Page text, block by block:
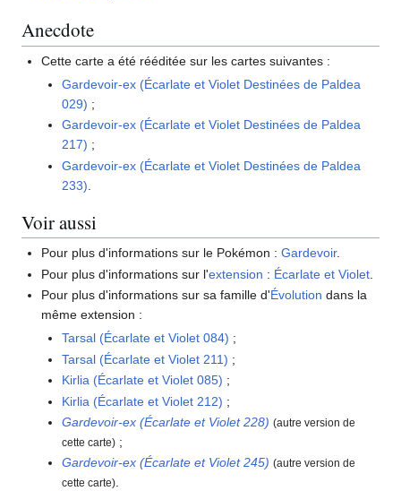
Anecdote
Cette carte a été rééditée sur les cartes suivantes :
Gardevoir-ex (Écarlate et Violet Destinées de Paldea
029) ;
Gardevoir-ex (Écarlate et Violet Destinées de Paldea
217) ;
Gardevoir-ex (Écarlate et Violet Destinées de Paldea
233)
Voir aussi
Pour plus d'informations sur le Pokémon :Gardevoir.
Pour plus d'informations sur l'extension : Écarlate et Violet
Pour plus d'informations sur sa famille d'Évolution dans la
même extension :
Tarsal (Écarlate et Violet 084) ;
Tarsal (Écarlate et Violet 211) ;
Kirlia (Écarlate et Violet 085) ;
Kirlia (Écarlate et Violet 212) ;
Gardevoir-ex (Écarlate et Violet 228) (autre version de
cette carte) ;
Gardevoir-ex (Écarlate et Violet 245) (autre version de
cette carte).